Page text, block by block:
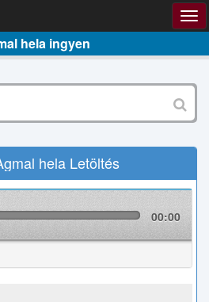
hela ingyen
hela Letöltés
00:00